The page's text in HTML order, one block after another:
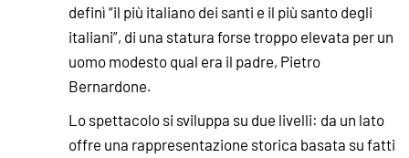
definì “il più italiano dei santi e il più santo degli
italiani”, di una statura forse troppo elevata per un
uomo modesto qual era il padre, Pietro
Bernardone.
Lo spettacolo si sviluppa su due livelli: da un lato
offre una rappresentazione storica basata su fatti